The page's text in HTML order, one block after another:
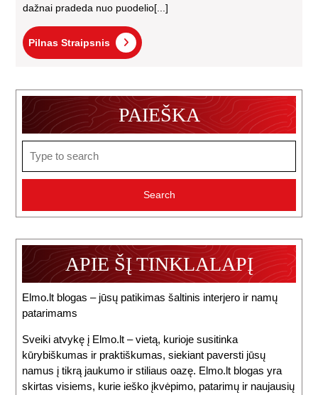
dažnai pradeda nuo puodelio[...]
Pilnas Straipsnis
Pilnas
Straipsnis
PAIEŠKA
for:
APIE ŠĮ TINKLALAPĮ
Elmo.lt blogas – jūsų patikimas šaltinis interjero ir namų
patarimams
Sveiki atvykę į Elmo.lt – vietą, kurioje susitinka
kūrybiškumas ir praktiškumas, siekiant paversti jūsų
namus į tikrą jaukumo ir stiliaus oazę. Elmo.lt blogas yra
skirtas visiems, kurie ieško įkvėpimo, patarimų ir naujausių